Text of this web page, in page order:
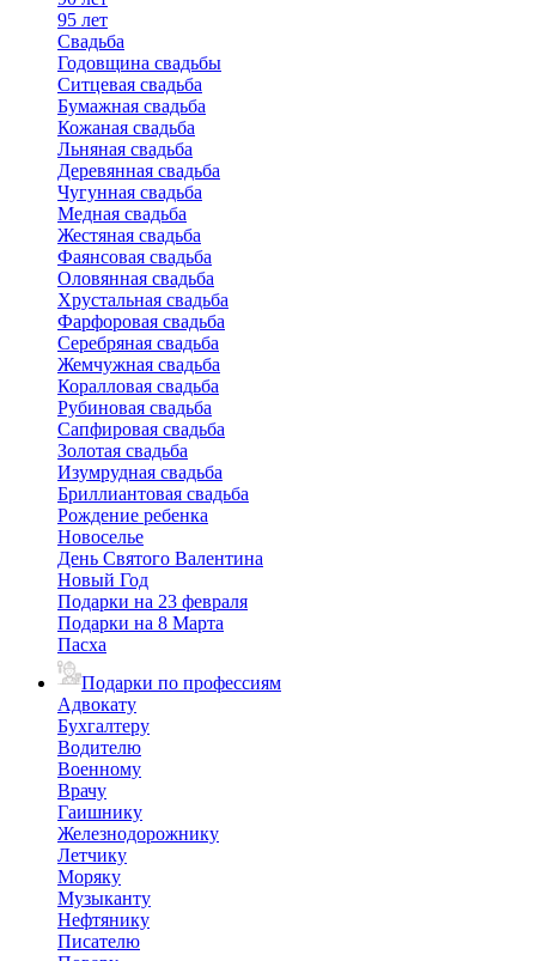
95 лет
Свадьба
Годовщина свадьбы
Ситцевая свадьба
Бумажная свадьба
Кожаная свадьба
Льняная свадьба
Деревянная свадьба
Чугунная свадьба
Медная свадьба
Жестяная свадьба
Фаянсовая свадьба
Оловянная свадьба
Хрустальная свадьба
Фарфоровая свадьба
Серебряная свадьба
Жемчужная свадьба
Коралловая свадьба
Рубиновая свадьба
Сапфировая свадьба
Золотая свадьба
Изумрудная свадьба
Бриллиантовая свадьба
Рождение ребенка
Новоселье
День Святого Валентина
Новый Год
Подарки на 23 февраля
Подарки на 8 Марта
Пасха
Подарки по профессиям
Адвокату
Бухгалтеру
Водителю
Военному
Врачу
Гаишнику
Железнодорожнику
Летчику
Моряку
Музыканту
Нефтянику
Писателю